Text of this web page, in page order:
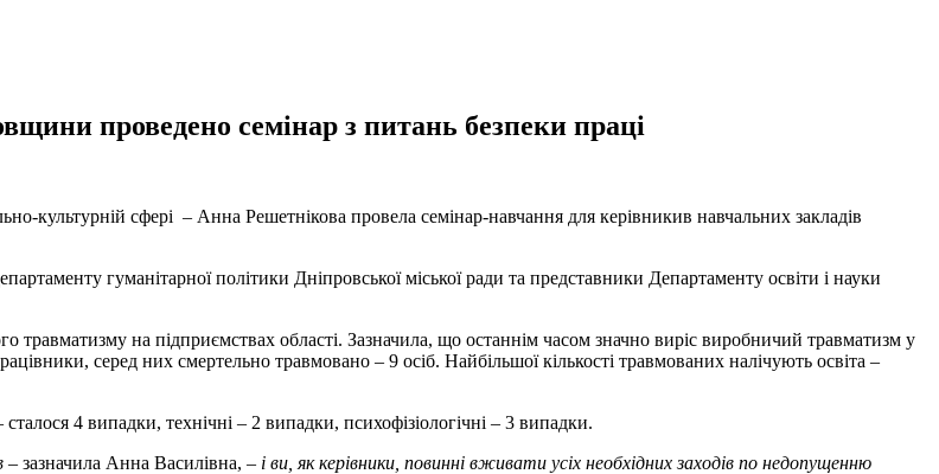
проведено семінар з питань безпеки праці
культурній сфері – Анна Решетнікова провела семінар-навчання для керівникив навчальних закладів
гуманітарної політики Дніпровської міської ради та представники Департаменту освіти і науки
на підприємствах області. Зазначила, що останнім часом значно виріс виробничий травматизм у
серед них смертельно травмовано – 9 осіб. Найбільшої кількості травмованих налічують освіта –
4 випадки, технічні – 2 випадки, психофізіологічні – 3 випадки.
– зазначила Анна Василівна, – і ви, як керівники, повинні вживати усіх необхідних заходів по недопущенню